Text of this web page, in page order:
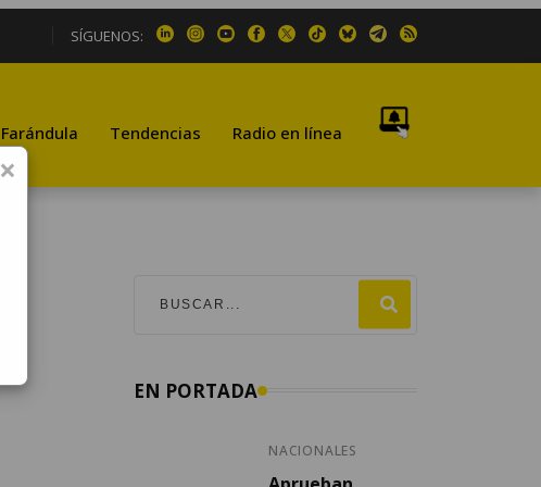
SÍGUENOS:
Farándula Tendencias Radio en línea
EN PORTADA
NACIONALES
×